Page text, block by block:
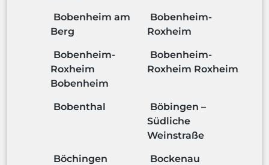
Bobenheim am
Berg
Bobenheim-
Roxheim
Bobenheim-
Roxheim
Bobenheim
Bobenheim-
Roxheim Roxheim
Bobenthal
Böbingen –
Südliche
Weinstraße
Böchingen Bockenau